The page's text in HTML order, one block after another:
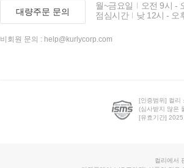
대량주문 문의
월~금요일
오전 9시 -
점심시간
낮 12시 - 오
비회원 문의 : help@kurlycorp.com
[인증범위] 컬리
(심사받지 않은
[유효기간]
컬리에서